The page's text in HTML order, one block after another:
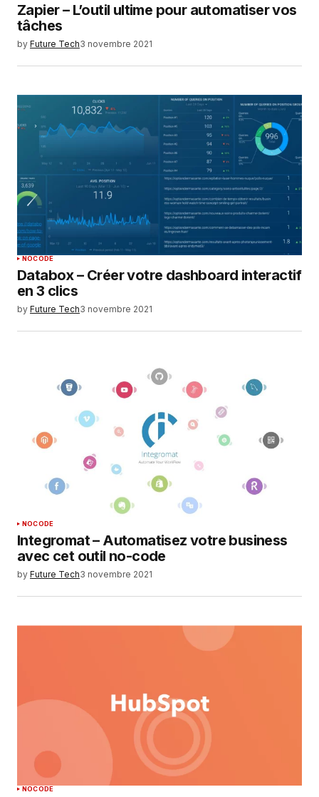
Zapier – L’outil ultime pour automatiser vos
tâches
by Future Tech3 novembre 2021
NOCODE
Databox – Créer votre dashboard interactif
en 3 clics
by Future Tech3 novembre 2021
NOCODE
Integromat – Automatisez votre business
avec cet outil no-code
by Future Tech3 novembre 2021
NOCODE